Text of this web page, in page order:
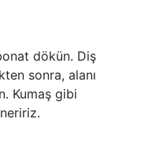
dökün. Diş
sonra, alanı
Kumaş gibi